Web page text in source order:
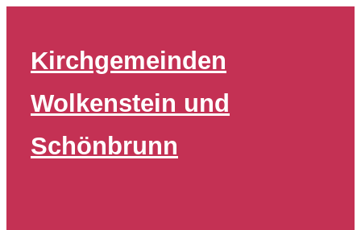
springen
Kirchgemeinden
Wolkenstein und
Schönbrunn